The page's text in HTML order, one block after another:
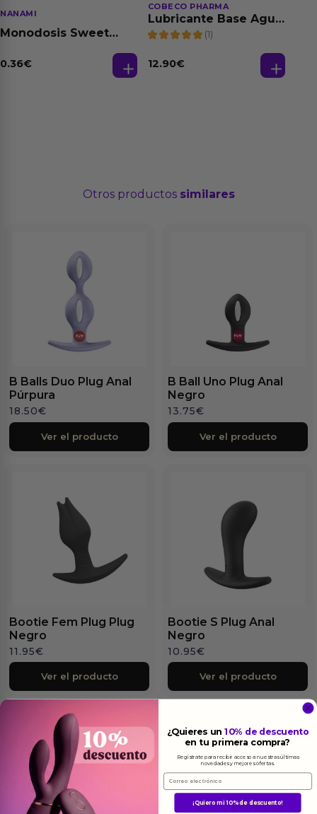
NANAMI
Monodosis Sweet
0.36€
COBECO PHARMA
Lubricante Base Agua
100% Natural 125 ml
(1)
12.90€
Otros productos similares
B Balls Duo Plug Anal
Púrpura
18.50€
Ver el producto
B Ball Uno Plug Anal
Negro
13.75€
Ver el producto
Bootie Fem Plug Plug
Negro
11.95€
Ver el producto
Bootie S Plug Anal
Negro
10.95€
Ver el producto
Másinformacion
¿Quieres un10% de descuento
en tu primera compra?
Regístrate para recibir acceso a nuestras últimas
novedades y mejores ofertas.
Email
¡Quiero mi 10% de descuento!